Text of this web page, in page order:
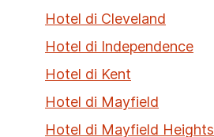
Hotel di Cleveland
Hotel di Independence
Hotel di Kent
Hotel di Mayfield
Hotel di Mayfield Heights